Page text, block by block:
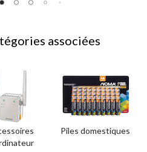
associées
Piles domestiques